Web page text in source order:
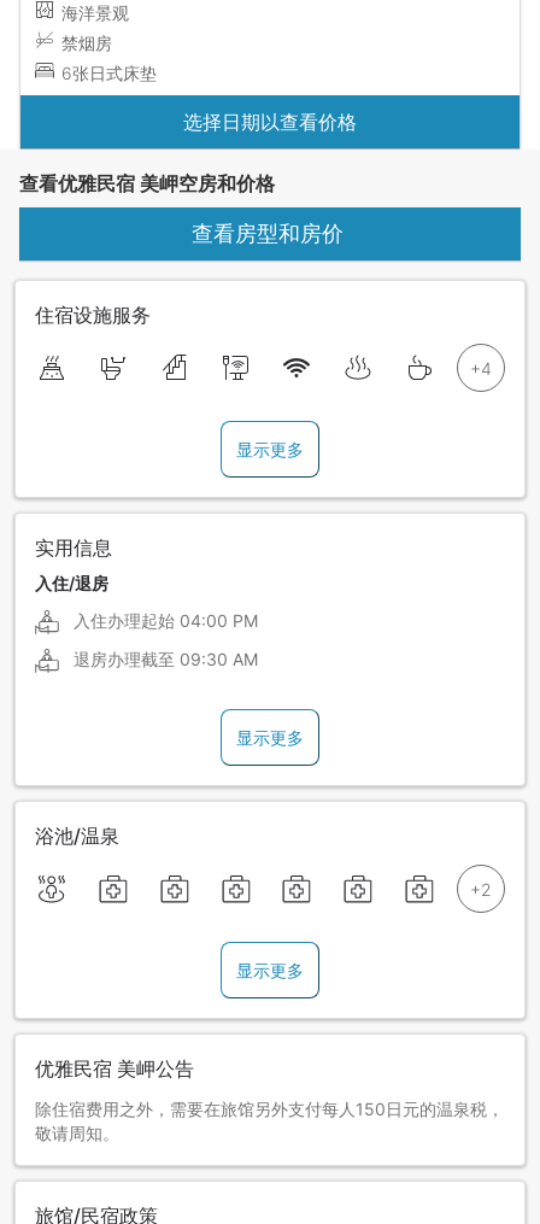
海洋景观
禁烟房
6张日式床垫
选择日期以查看价格
查看优雅民宿 美岬空房和价格
查看房型和房价
住宿设施服务
显示更多
实用信息
入住/退房
入住办理起始 04:00 PM
退房办理截至 09:30 AM
显示更多
浴池/温泉
显示更多
优雅民宿 美岬公告
除住宿费用之外，需要在旅馆另外支付每人150日元的温泉税，
敬请周知。
旅馆/民宿政策